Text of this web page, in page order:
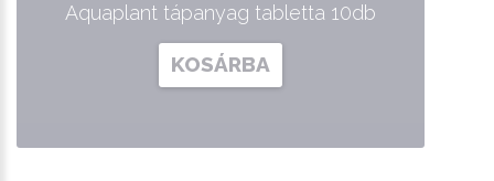
Aquaplant tápanyag tabletta 10db
KOSÁRBA